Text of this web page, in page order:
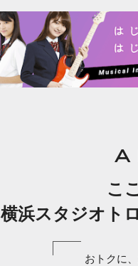
こ
横浜スタジオト
おトクに